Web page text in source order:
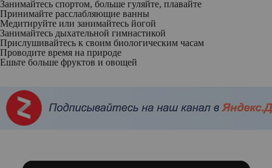
Занимайтесь спортом, больше гуляйте, плавайте
Принимайте расслабляющие ванны
Медитируйте или занимайтесь йогой
Занимайтесь дыхательной гимнастикой
Прислушивайтесь к своим биологическим часам
Проводите время на природе
Ешьте больше фруктов и овощей